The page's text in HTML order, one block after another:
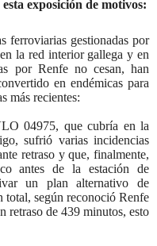
exposición de motivos:
ferroviarias gestionadas por
la red interior gallega y en
por Renfe no cesan, han
en endémicas para
más recientes:
04975, que cubría en la
sufrió varias incidencias
retraso y que, finalmente,
antes de la estación de
un plan alternativo de
total, según reconoció Renfe
retraso de 439 minutos, esto